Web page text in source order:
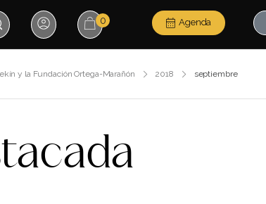
0 Agenda
y la Fundación Ortega-Marañón 2018 septiembre